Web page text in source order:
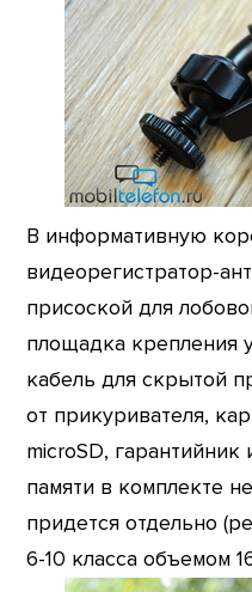
В информативную
видеорегистратор-
присоской для
площадка крепления
кабель для скрытой
от прикуривателя,
microSD,
памяти в комплекте
придется отдельно
6-10 класса объемом